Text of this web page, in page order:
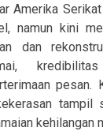
Amerika
namun kini
dan
tampil
kehilangan